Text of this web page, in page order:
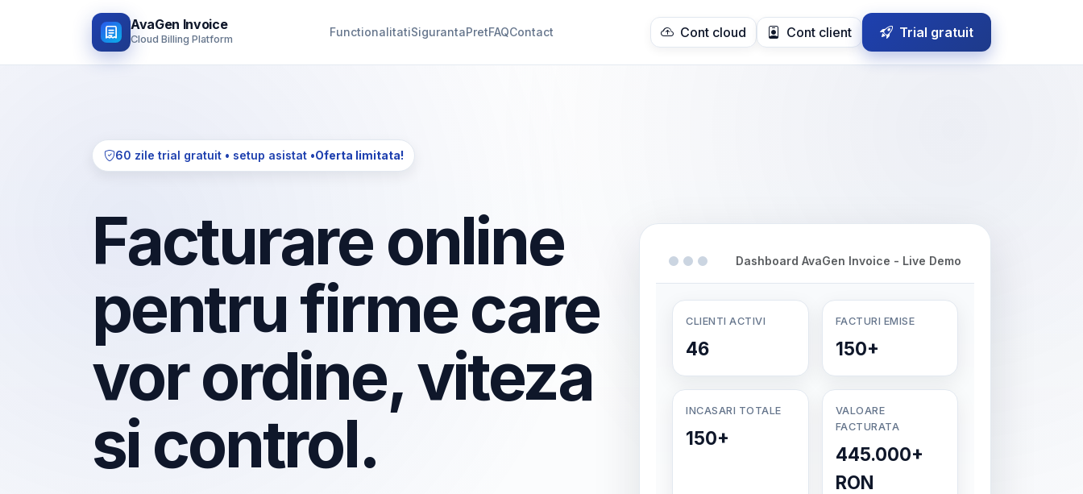
AvaGen Invoice
Cloud Billing Platform FunctionalitatiSigurantaPretFAQContact Cont cloud Cont client Trial gratuit
60 zile trial gratuit • setup asistat •Oferta limitata!
Facturare online
pentru firme care
vor ordine, viteza
si control.
Dashboard AvaGen Invoice - Live Demo
CLIENTI ACTIVI
46
FACTURI EMISE
150+
INCASARI TOTALE
150+
VALOARE
FACTURATA
445.000+
RON